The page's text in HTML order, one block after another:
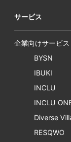
サービス
企業向けサービス
BYSN
IBUKI
INCLU
INCLU
Diverse
RESQWO